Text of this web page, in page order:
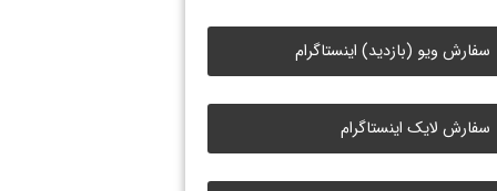
سفارش ویو (بازدید) اینستاگرام
سفارش لایک اینستاگرام